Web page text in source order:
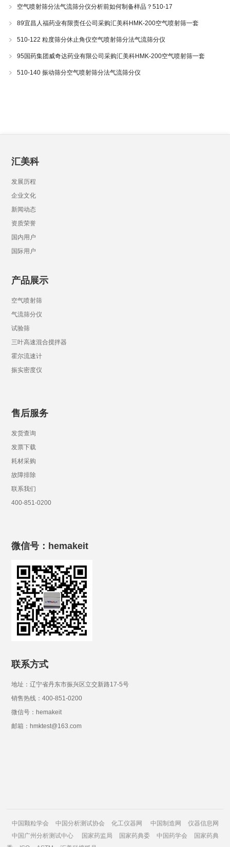
空气喷射筛分法气流筛分仪分析前如何制备样品？510-17
89宜昌人福药业有限责任公司采购汇美科HMK-200空气喷射筛一套
510-122 粒度筛分休止角仪空气喷射筛分法气流筛分仪
95国药集团威奇达药业有限公司采购汇美科HMK-200空气喷射筛一套
510-140 振动筛分空气喷射筛分法气流筛分仪
汇美科
发展历程
企业文化
新闻动态
资质荣誉
国内用户
国际用户
产品展示
空气喷射筛
气流筛分仪
试验筛
三叶高速混合搅拌器
霍尔流速计
振实密度仪
售后服务
发货查询
发票下载
耗材采购
故障排除
联系我们
400-851-0200
微信号：hemakeit
联系方式
地址：辽宁省丹东市振兴区立交新路17-5号
销售热线：400-851-0200
微信号：hemakeit
邮箱：hmktest@163.com
中国颗粒学会 中国分析测试协会 化工仪器网 中国制造网
仪器信息网
中国广州分析测试中心
国家药监局 国家药典委 中国药学会
国家药典